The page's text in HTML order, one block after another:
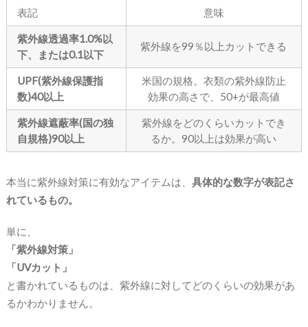
表記 意味
紫外線透過率1.0%以
下、または0.1以下
紫外線を99％以上カットできる
UPF(紫外線保護指
数)40以上
米国の規格。衣類の紫外線防止
効果の高さで、50+が最高値
紫外線遮蔽率(国の独
自規格)90以上
紫外線をどのくらいカットでき
るか。90以上は効果が高い
本当に紫外線対策に有効なアイテムは、 具体的な数字が表記さ
れているもの。
単に、
「紫外線対策」
「UVカット」
と書かれているものは、紫外線に対してどのくらいの効果があ
るかわかりません。